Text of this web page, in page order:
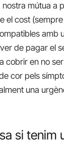
mútua a
el cost
amb
de pagar el
cobrir en no
cor pels
una
si tenim